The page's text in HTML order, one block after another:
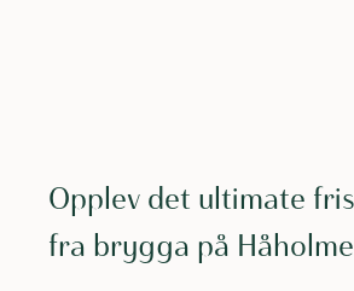
Opplev det ultimate
fra brygga på